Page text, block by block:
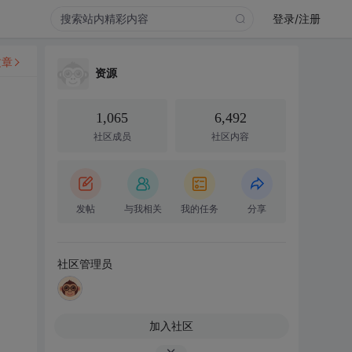
登录/注册
资源
1,065
社区成员
6,492
社区内容
发帖 与我相关 我的任务 分享
社区管理员
加入社区